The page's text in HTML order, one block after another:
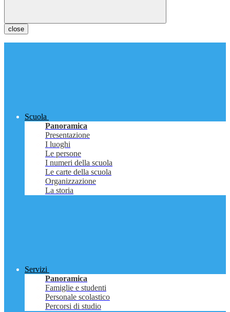
close
Scuola
Panoramica
Presentazione
I luoghi
Le persone
I numeri della scuola
Le carte della scuola
Organizzazione
La storia
Servizi
Panoramica
Famiglie e studenti
Personale scolastico
Percorsi di studio